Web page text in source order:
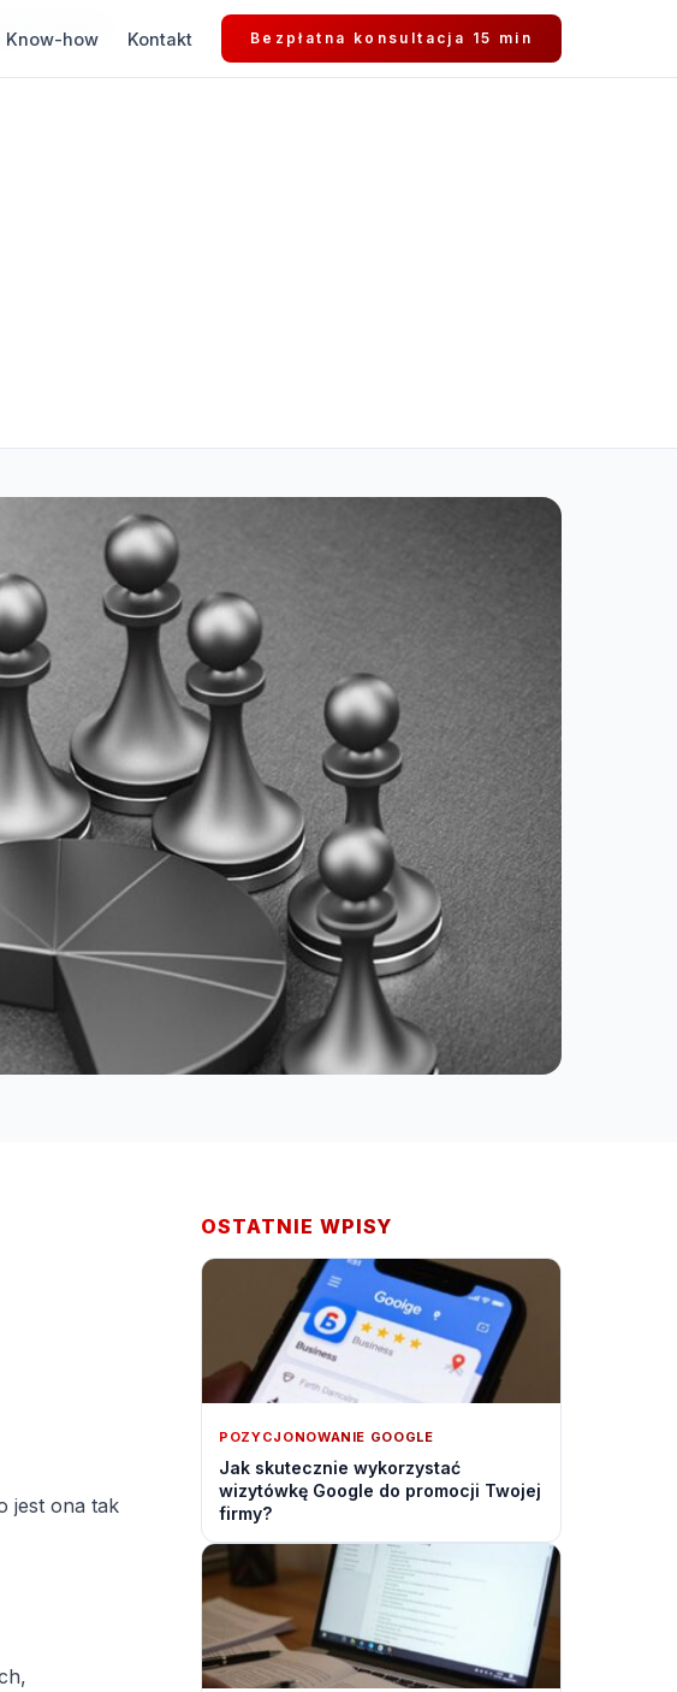
Know-how Kontakt Bezpłatna konsultacja 15 min
jest ona tak
OSTATNIE WPISY
POZYCJONOWANIE GOOGLE
Jak skutecznie wykorzystać
wizytówkę Google do promocji Twojej
firmy?